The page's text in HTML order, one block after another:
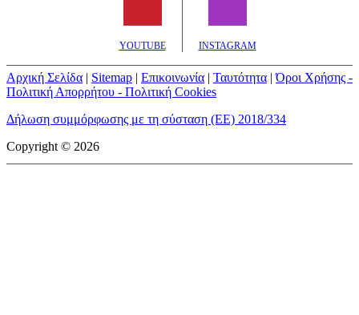
YOUTUBE INSTAGRAM
Αρχική Σελίδα | Sitemap | Επικοινωνία | Ταυτότητα |Όροι Χρήσης -
Πολιτική Απορρήτου - Πολιτική Cookies
Δήλωση συμμόρφωσης με τη σύσταση (ΕΕ) 2018/334
Copyright © 2026